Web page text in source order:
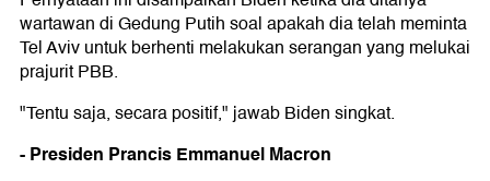
wartawan di Gedung Putih soal apakah dia telah meminta
Tel Aviv untuk berhenti melakukan serangan yang melukai
prajurit PBB.
"Tentu saja, secara positif," jawab Biden singkat.
- Presiden Prancis Emmanuel Macron